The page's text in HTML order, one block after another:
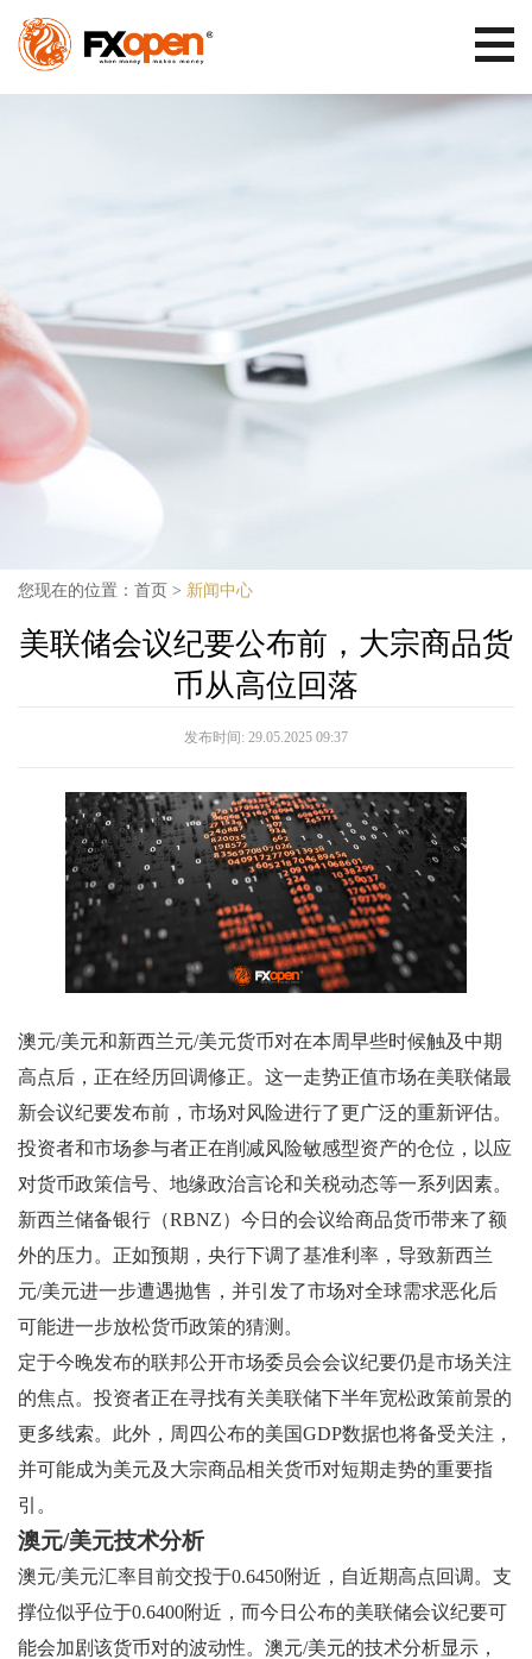
您现在的位置： 首页 > 新闻中心
美联储会议纪要公布前，大宗商品货
币从高位回落
发布时间: 29.05.2025 09:37
澳元/美元和新西兰元/美元货币对在本周早些时候触及中期
高点后，正在经历回调修正。这一走势正值市场在美联储最
新会议纪要发布前，市场对风险进行了更广泛的重新评估。
投资者和市场参与者正在削减风险敏感型资产的仓位，以应
对货币政策信号、地缘政治言论和关税动态等一系列因素。
新西兰储备银行（RBNZ）今日的会议给商品货币带来了额
外的压力。正如预期，央行下调了基准利率，导致新西兰
元/美元进一步遭遇抛售，并引发了市场对全球需求恶化后
可能进一步放松货币政策的猜测。
定于今晚发布的联邦公开市场委员会会议纪要仍是市场关注
的焦点。投资者正在寻找有关美联储下半年宽松政策前景的
更多线索。此外，周四公布的美国GDP数据也将备受关注，
并可能成为美元及大宗商品相关货币对短期走势的重要指
引。
澳元/美元技术分析
澳元/美元汇率目前交投于0.6450附近，自近期高点回调。支
撑位似乎位于0.6400附近，而今日公布的美联储会议纪要可
能会加剧该货币对的波动性。澳元/美元的技术分析显示，